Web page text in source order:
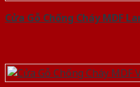
Cửa Gỗ Chống Cháy MDF